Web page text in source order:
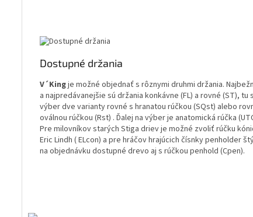
Dostupné držania
V´Kingje možné objednať s rôznymi druhmi držania.
a najpredávanejšie sú držania konkávne (FL) a rovné (ST), tu
výber dve varianty rovné s hranatou rúčkou (SQst) alebo
oválnou rúčkou (Rst) . Ďalej na výber je anatomická rúčka
Pre milovníkov starých Stiga driev je možné zvoliť rúčku
Eric Lindh ( ELcon) a pre hráčov hrajúcich čísnky penholder
na objednávku dostupné drevo aj s rúčkou penhold (Cpen).